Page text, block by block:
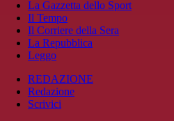
La Gazzetta dello Sport
Il Tempo
Il Corriere della Sera
La Repubblica
Leggo
REDAZIONE
Redazione
Scrivici